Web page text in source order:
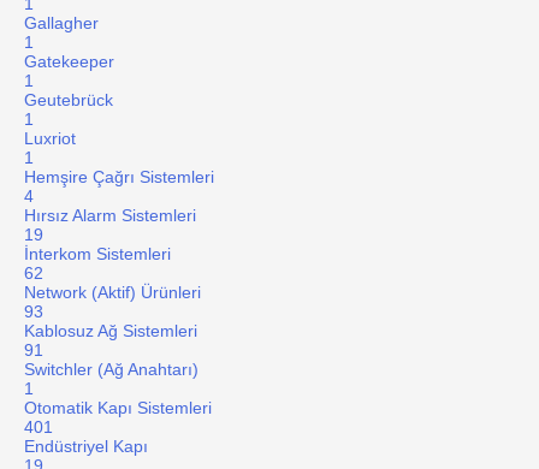
Gallagher
1
Gatekeeper
1
Geutebrück
1
Luxriot
1
Hemşire Çağrı Sistemleri
4
Hırsız Alarm Sistemleri
19
İnterkom Sistemleri
62
Network (Aktif) Ürünleri
93
Kablosuz Ağ Sistemleri
91
Switchler (Ağ Anahtarı)
1
Otomatik Kapı Sistemleri
401
Endüstriyel Kapı